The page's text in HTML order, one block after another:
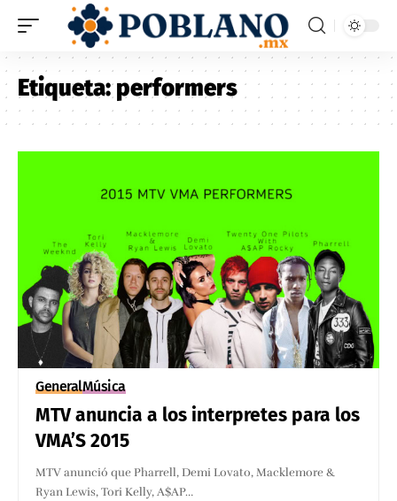
Etiqueta:performers
GeneralMúsica
MTV anuncia a los interpretes para los
VMA’S 2015
MTV anunció que Pharrell, Demi Lovato, Macklemore &
Ryan Lewis, Tori Kelly, A$AP…